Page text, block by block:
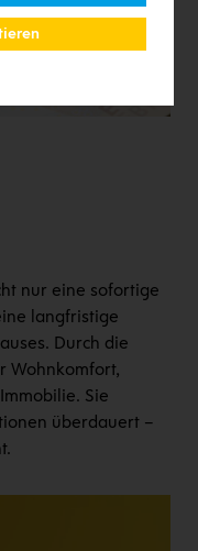
nur eine sofortige
langfristige
Durch die
Wohnkomfort,
Sie
überdauert –